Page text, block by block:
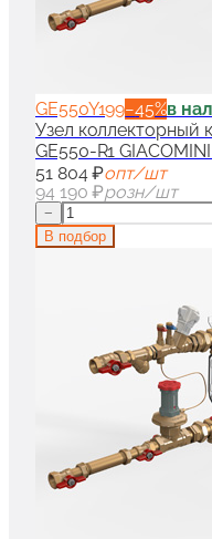
GE550Y199−45%в
Узел коллекторный
GE550-R1
51 804 ₽опт/шт
94 190 ₽розн/шт
−
В подбор